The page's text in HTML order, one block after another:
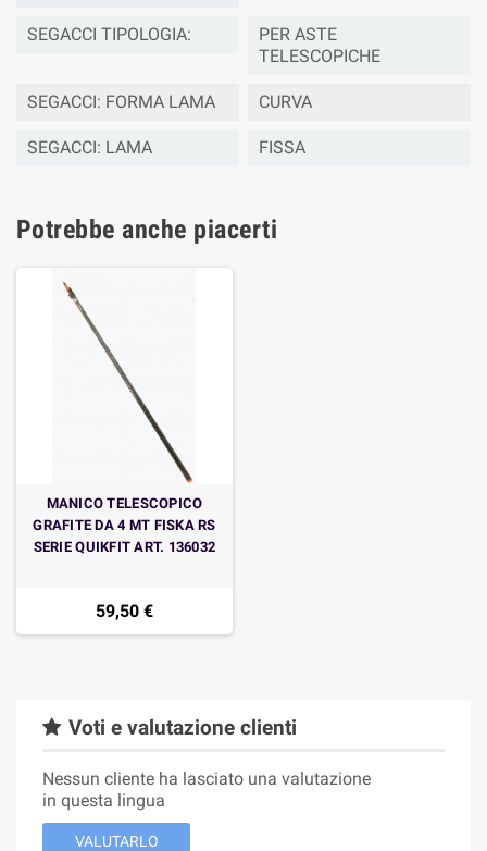
SEGACCI TIPOLOGIA:
PER ASTE
TELESCOPICHE
SEGACCI: FORMA LAMA CURVA
SEGACCI: LAMA FISSA
Potrebbe anche piacerti
MANICO TELESCOPICO
GRAFITE DA 4 MT FISKA RS
SERIE QUIKFIT ART. 136032
59,50 €
Voti e valutazione clienti
Nessun cliente ha lasciato una valutazione
in questa lingua
VALUTARLO